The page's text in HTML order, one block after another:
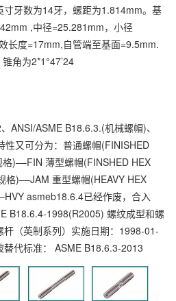
牙数为14牙，螺距为1.814mm。基
,中径=25.281mm，小径
长度=17mm,自管端至基面=9.5mm.
角为2*1°47’24
ANSI/ASME B18.6.3.(机械螺帽)、
性又可分为：普通螺帽(FINISHED
)––FIN 薄型螺帽(FINSHED HEX
)––JAM 重型螺帽(HEAVY HEX
asmeb18.6.4已经作废，合入
B18.6.4-1998(R2005) 螺纹成型和螺
（英制系列）实施日期：1998-01-
代标准： ASME B18.6.3-2013